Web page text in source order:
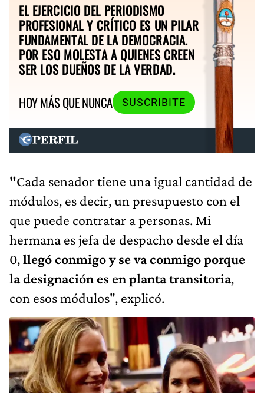
EL EJERCICIO DEL PERIODISMO
PROFESIONAL Y CRÍTICO ES UN PILAR
FUNDAMENTAL DE LA DEMOCRACIA.
POR ESO MOLESTA A QUIENES CREEN
SER LOS DUEÑOS DE LA VERDAD.
HOY MÁS QUE NUNCA
SUSCRIBITE
"Cada senador tiene una igual cantidad de
módulos, es decir, un presupuesto con el
que puede contratar a personas. Mi
hermana es jefa de despacho desde el día
0,llegó conmigo y se va conmigo porque
la designación es en planta transitoria,
con esos módulos", explicó.